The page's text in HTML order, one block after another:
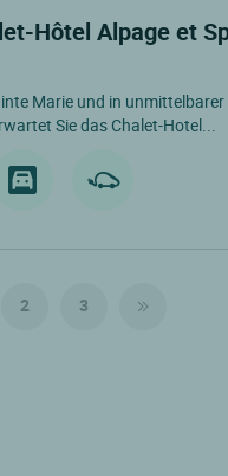
Hôtel Alpage et
Marie und in
Sie das Chalet-Hotel...
2 3